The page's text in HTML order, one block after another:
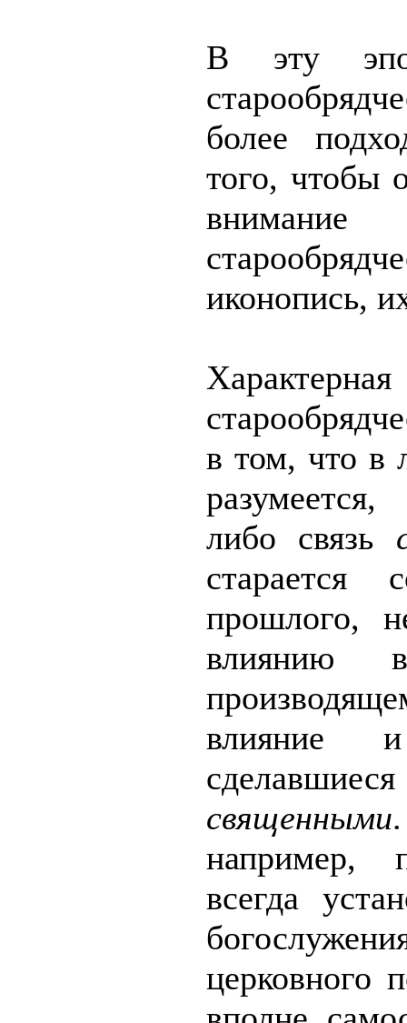
В эту
более
того, чтобы
внимание
иконопись,
в том, что в
либо связь
старается
прошлого,
влиянию
влияние
священными
например,
всегда
церковного